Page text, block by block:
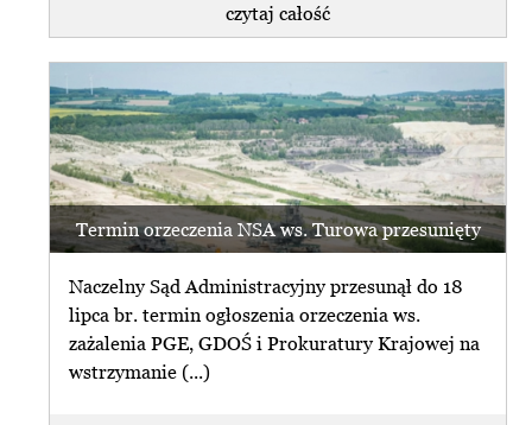
czytaj całość
Termin orzeczenia NSA ws. Turowa przesunięty
Naczelny Sąd Administracyjny przesunął do 18
lipca br. termin ogłoszenia orzeczenia ws.
zażalenia PGE, GDOŚ i Prokuratury Krajowej na
wstrzymanie (...)